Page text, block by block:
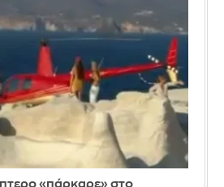
«πάρκαρε» στο